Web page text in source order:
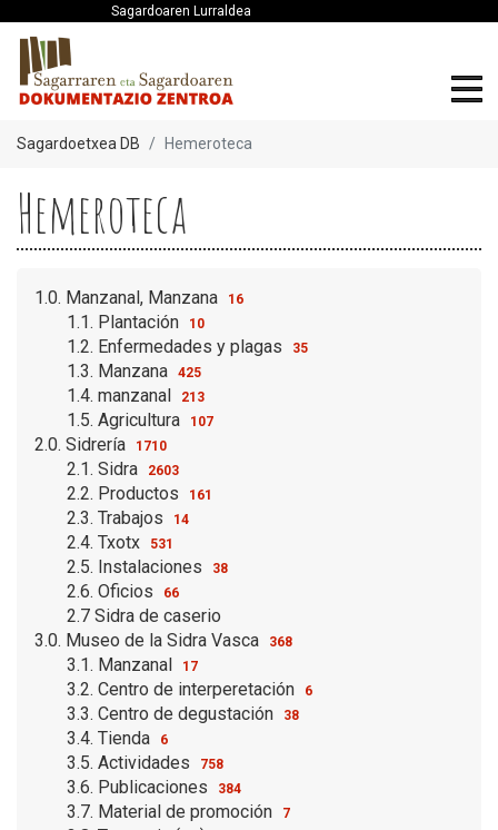
Sagardoaren Lurraldea
Sagardoetxea DB Hemeroteca
Hemeroteca
1.0. Manzanal, Manzana 16
1.1. Plantación 10
1.2. Enfermedades y plagas 35
1.3. Manzana 425
1.4. manzanal 213
1.5. Agricultura 107
2.0. Sidrería 1710
2.1. Sidra 2603
2.2. Productos 161
2.3. Trabajos 14
2.4. Txotx 531
2.5. Instalaciones 38
2.6. Oficios 66
2.7 Sidra de caserio
3.0. Museo de la Sidra Vasca
368
3.1. Manzanal 17
3.2. Centro de interperetación 6
3.3. Centro de degustación 38
3.4. Tienda 6
3.5. Actividades 758
3.6. Publicaciones 384
3.7. Material de promoción 7